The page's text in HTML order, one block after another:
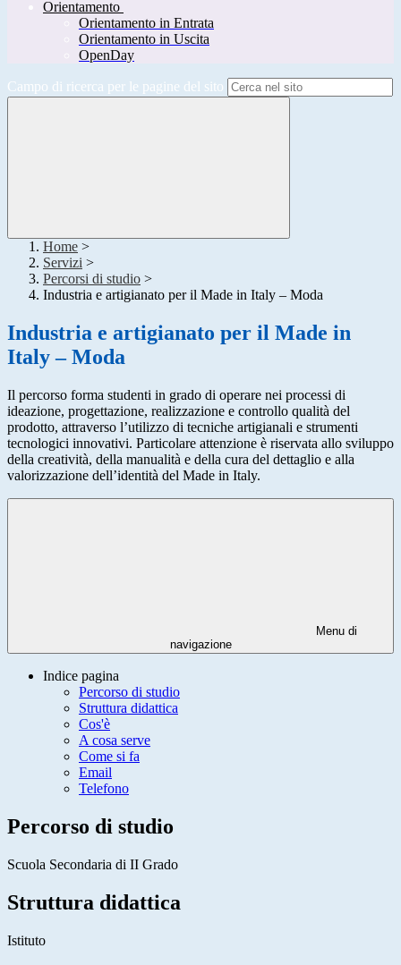
Orientamento
Orientamento in Entrata
Orientamento in Uscita
OpenDay
Campo di ricerca per le pagine del sito
Home >
Servizi >
Percorsi di studio >
Industria e artigianato per il Made in Italy – Moda
Industria e artigianato per il Made in
Italy – Moda
Il percorso forma studenti in grado di operare nei processi di
ideazione, progettazione, realizzazione e controllo qualità del
prodotto, attraverso l’utilizzo di tecniche artigianali e strumenti
tecnologici innovativi. Particolare attenzione è riservata allo sviluppo
della creatività, della manualità e della cura del dettaglio e alla
valorizzazione dell’identità del Made in Italy.
Menu di
navigazione
Indice pagina
Percorso di studio
Struttura didattica
Cos'è
A cosa serve
Come si fa
Email
Telefono
Percorso di studio
Scuola Secondaria di II Grado
Struttura didattica
Istituto